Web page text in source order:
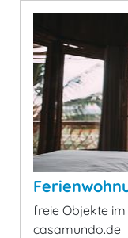
freie Objekte
casamundo.de